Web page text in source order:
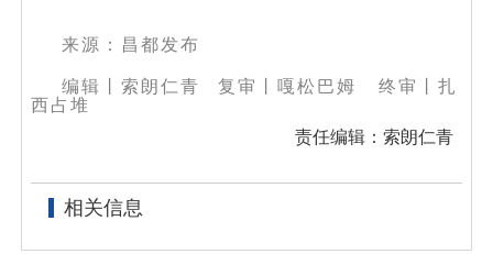
来源：昌都发布
编辑丨索朗仁青 复审
嘎松巴姆 终审丨扎
西占堆
责任编辑：索朗仁青
相关信息